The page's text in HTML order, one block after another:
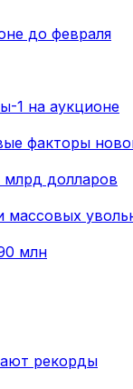
до февраля
1 на аукционе
факторы
млрд долларов
млн
рекорды